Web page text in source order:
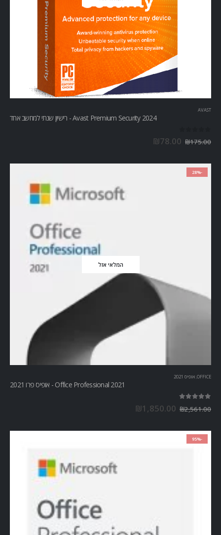
AVAST
Avast Premium Security 2024 - רישיון שנתי למחשב אחד
₪175.00
₪78.00
-28%
המלאי אזל
OFFICE
, אופיס 2021
Office Professional 2021 - אופיס פרו 2021
₪2,561.00
₪1,850.00
-95%